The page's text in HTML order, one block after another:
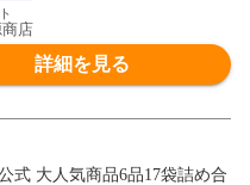
店
詳細を見る
式 大人気商品6品17袋詰め合